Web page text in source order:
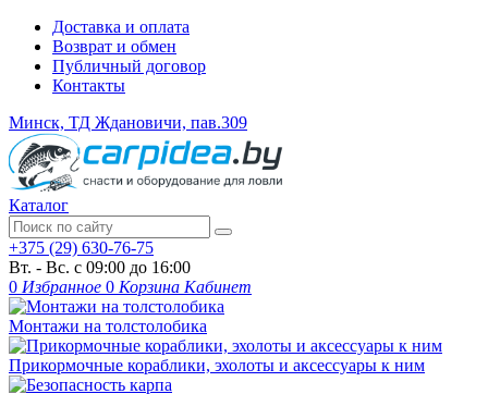
Доставка и оплата
Возврат и обмен
Публичный договор
Контакты
Минск, ТД Ждановичи, пав.309
Каталог
+375 (29) 630-76-75
Вт. - Вс. с 09:00 до 16:00
0 Избранное 0 Корзина Кабинет
Монтажи на толстолобика
Прикормочные кораблики, эхолоты и аксессуары к ним